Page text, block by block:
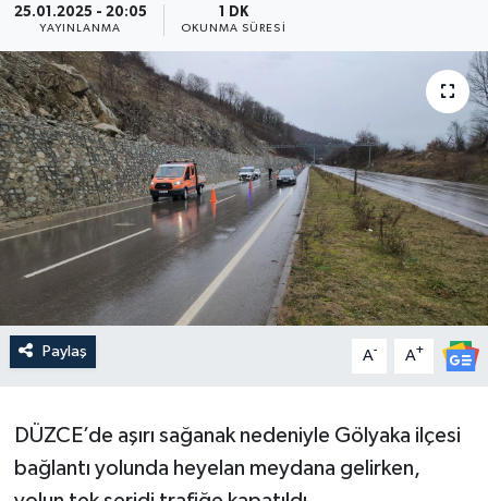
25.01.2025 - 20:05
YAYINLANMA
1 DK
OKUNMA SÜRESI
Paylaş A- A+
DÜZCE’de aşırı sağanak nedeniyle Gölyaka ilçesi
bağlantı yolunda heyelan meydana gelirken,
Sivil Toplum
Siyaset
Spor
Tarım
Turizm
Yerel Yönetimler